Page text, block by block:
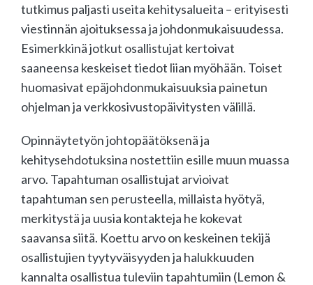
tutkimus paljasti useita kehitysalueita – erityisesti
viestinnän ajoituksessa ja johdonmukaisuudessa.
Esimerkkinä jotkut osallistujat kertoivat
saaneensa keskeiset tiedot liian myöhään. Toiset
huomasivat epäjohdonmukaisuuksia painetun
ohjelman ja verkkosivustopäivitysten välillä.
Opinnäytetyön johtopäätöksenä ja
kehitysehdotuksina nostettiin esille muun muassa
arvo. Tapahtuman osallistujat arvioivat
tapahtuman sen perusteella, millaista hyötyä,
merkitystä ja uusia kontakteja he kokevat
saavansa siitä. Koettu arvo on keskeinen tekijä
osallistujien tyytyväisyyden ja halukkuuden
kannalta osallistua tuleviin tapahtumiin (Lemon &